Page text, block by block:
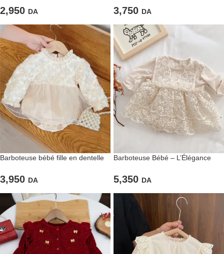
2,950 DA 3,750 DA
Barboteuse bébé fille en dentelle
3,950 DA
Barboteuse Bébé – L’Élégance
5,350 DA